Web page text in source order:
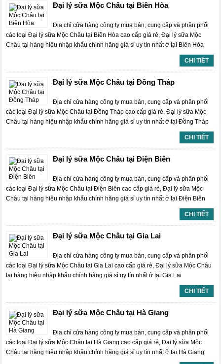
Đại lý sữa Mộc Châu tại Biên Hòa
Địa chỉ cửa hàng công ty mua bán, cung cấp và phân phối
các loại Đại lý sữa Mộc Châu tại Biên Hòa cao cấp giá rẻ, Đại lý sữa Mộc
Châu tại hàng hiệu nhập khẩu chính hãng giá sỉ uy tín nhất ở tại Biên Hòa
CHI TIẾT
Đại lý sữa Mộc Châu tại Đồng Tháp
Địa chỉ cửa hàng công ty mua bán, cung cấp và phân phối
các loại Đại lý sữa Mộc Châu tại Đồng Tháp cao cấp giá rẻ, Đại lý sữa Mộc
Châu tại hàng hiệu nhập khẩu chính hãng giá sỉ uy tín nhất ở tại Đồng Tháp
CHI TIẾT
Đại lý sữa Mộc Châu tại Điện Biên
Địa chỉ cửa hàng công ty mua bán, cung cấp và phân phối
các loại Đại lý sữa Mộc Châu tại Điện Biên cao cấp giá rẻ, Đại lý sữa Mộc
Châu tại hàng hiệu nhập khẩu chính hãng giá sỉ uy tín nhất ở tại Điện Biên
CHI TIẾT
Đại lý sữa Mộc Châu tại Gia Lai
Địa chỉ cửa hàng công ty mua bán, cung cấp và phân phối
các loại Đại lý sữa Mộc Châu tại Gia Lai cao cấp giá rẻ, Đại lý sữa Mộc Châu
tại hàng hiệu nhập khẩu chính hãng giá sỉ uy tín nhất ở tại Gia Lai
CHI TIẾT
Đại lý sữa Mộc Châu tại Hà Giang
Địa chỉ cửa hàng công ty mua bán, cung cấp và phân phối
các loại Đại lý sữa Mộc Châu tại Hà Giang cao cấp giá rẻ, Đại lý sữa Mộc
Châu tại hàng hiệu nhập khẩu chính hãng giá sỉ uy tín nhất ở tại Hà Giang